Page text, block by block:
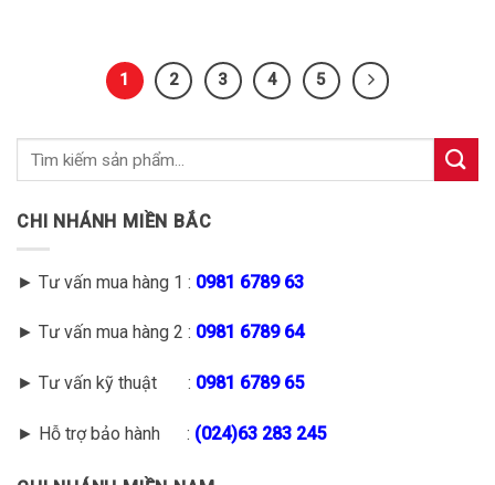
1 2 3 4 5
CHI NHÁNH MIỀN BẮC
► Tư vấn mua hàng 1 : 0981 6789 63
► Tư vấn mua hàng 2 : 0981 6789 64
► Tư vấn kỹ thuật : 0981 6789 65
► Hỗ trợ bảo hành : (024)63 283 245